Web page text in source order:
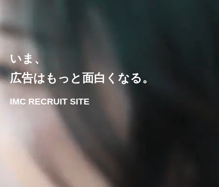
いま、
広告はもっと面白くなる。
IMC RECRUIT SITE